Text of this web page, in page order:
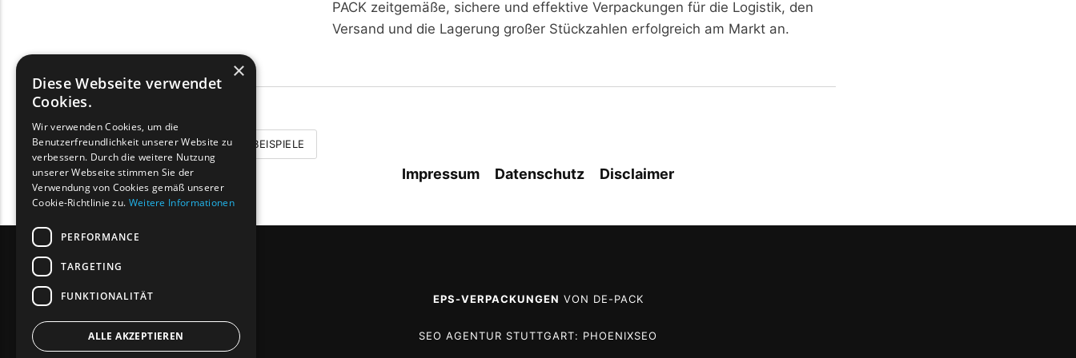
PACK zeitgemäße, sichere und effektive Verpackungen für die Logistik, den
Versand und die Lagerung großer Stückzahlen erfolgreich am Markt an.
BEISPIELE
Impressum Datenschutz Disclaimer
EPS-VERPACKUNGEN VON DE-PACK
SEO AGENTUR STUTTGART: PHOENIXSEO
×
Diese Webseite verwendet
Cookies.
Wir verwenden Cookies, um die
Benutzerfreundlichkeit unserer Website zu
verbessern. Durch die weitere Nutzung
unserer Webseite stimmen Sie der
Verwendung von Cookies gemäß unserer
Cookie-Richtlinie zu. Weitere Informationen
PERFORMANCE
TARGETING
FUNKTIONALITÄT
ALLE AKZEPTIEREN